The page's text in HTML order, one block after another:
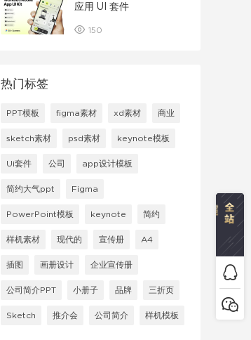
应用 UI 套件
150
热门标签
PPT模板 figma素材 xd素材 商业
sketch素材 psd素材 keynote模板
Ui套件 公司 app设计模板
简约大气ppt Figma
PowerPoint模板 keynote 简约
样机素材 现代的 宣传册 A4
插图 画册设计 企业宣传册
公司简介PPT 小册子 品牌 三折页
Sketch 推介会 公司简介 样机模板